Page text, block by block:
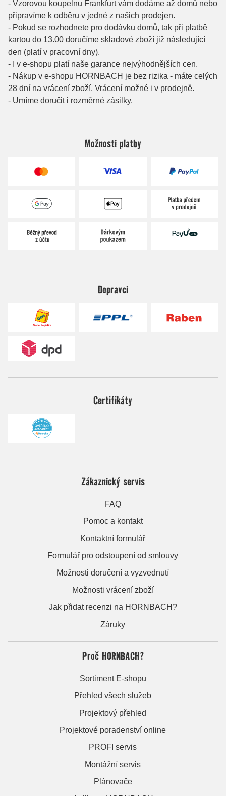
Možnosti platby
Dopravci
Certifikáty
Zákaznický servis
FAQ
Pomoc a kontakt
Kontaktní formulář
Formulář pro odstoupení od smlouvy
Možnosti doručení a vyzvednutí
Možnosti vrácení zboží
Jak přidat recenzi na HORNBACH?
Záruky
Proč HORNBACH?
Sortiment E-shopu
Přehled všech služeb
Projektový přehled
Projektové poradenství online
PROFI servis
Montážní servis
Plánovače